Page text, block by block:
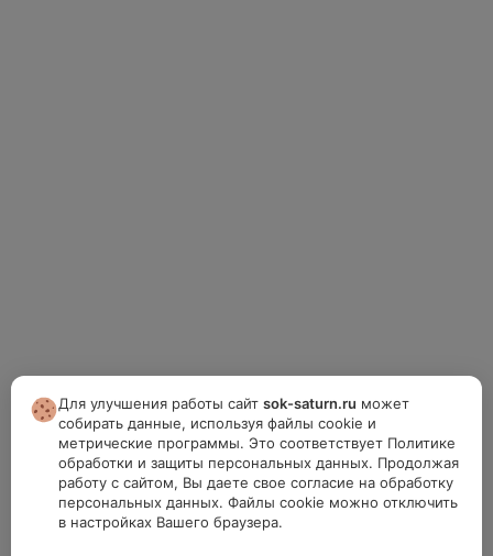
Для улучшения работы сайтsok-saturn.ru может
собирать данные, используя файлы cookie и
метрические программы. Это соответствует Политике
обработки и защиты персональных данных. Продолжая
работу с сайтом, Вы даете свое согласие на обработку
персональных данных. Файлы cookie можно отключить
в настройках Вашего браузера.